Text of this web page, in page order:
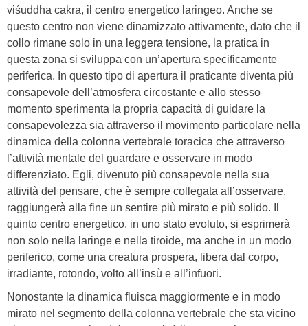
viśuddha cakra, il centro energetico laringeo. Anche se
questo centro non viene dinamizzato attivamente, dato che il
collo rimane solo in una leggera tensione, la pratica in
questa zona si sviluppa con un’apertura specificamente
periferica. In questo tipo di apertura il praticante diventa più
consapevole dell’atmosfera circostante e allo stesso
momento sperimenta la propria capacità di guidare la
consapevolezza sia attraverso il movimento particolare nella
dinamica della colonna vertebrale toracica che attraverso
l’attività mentale del guardare e osservare in modo
differenziato. Egli, divenuto più consapevole nella sua
attività del pensare, che è sempre collegata all’osservare,
raggiungerà alla fine un sentire più mirato e più solido. Il
quinto centro energetico, in uno stato evoluto, si esprimerà
non solo nella laringe e nella tiroide, ma anche in un modo
periferico, come una creatura prospera, libera dal corpo,
irradiante, rotondo, volto all’insù e all’infuori.
Nonostante la dinamica fluisca maggiormente e in modo
mirato nel segmento della colonna vertebrale che sta vicino